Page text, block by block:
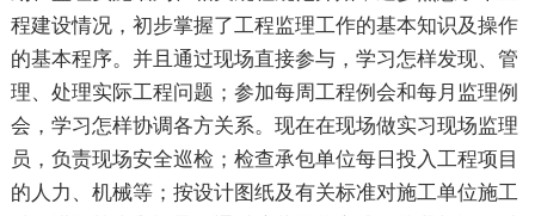
程建设情况，初步掌握了工程监理工作的基本知识及操作
的基本程序。并且通过现场直接参与，学习怎样发现、管
理、处理实际工程问题；参加每周工程例会和每月监理例
会，学习怎样协调各方关系。现在在现场做实习现场监理
员，负责现场安全巡检；检查承包单位每日投入工程项目
的人力、机械等；按设计图纸及有关标准对施工单位施工